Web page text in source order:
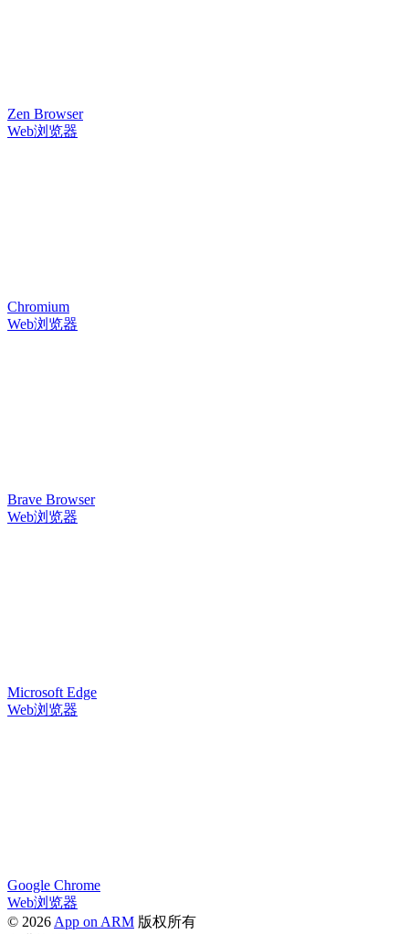
Zen Browser
Web浏览器
Chromium
Web浏览器
Brave Browser
Web浏览器
Microsoft Edge
Web浏览器
Google Chrome
Web浏览器
© 2026 App on ARM 版权所有